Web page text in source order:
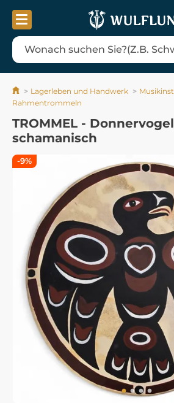
Lagerleben und Handwerk
Rahmentrommeln
TROMMEL -
schamanisch
-9%